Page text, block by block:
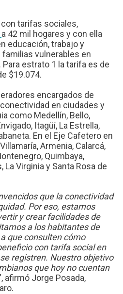
tarifas sociales,
a 42 mil hogares y con ella
educación, trabajo y
vulnerables en
estrato 1 la tarifa es de
$19.074.
encargados de
en ciudades y
como Medellín, Bello,
Itagüí, La Estrella,
En el Eje Cafetero en
Armenia, Calarcá,
Quimbaya,
La Virginia y Santa Rosa de
que la conectividad
Por eso, estamos
y crear facilidades de
a los habitantes de
que consulten cómo
con tarifa social en
registren. Nuestro objetivo
que hoy no cuentan
afirmó Jorge Posada,